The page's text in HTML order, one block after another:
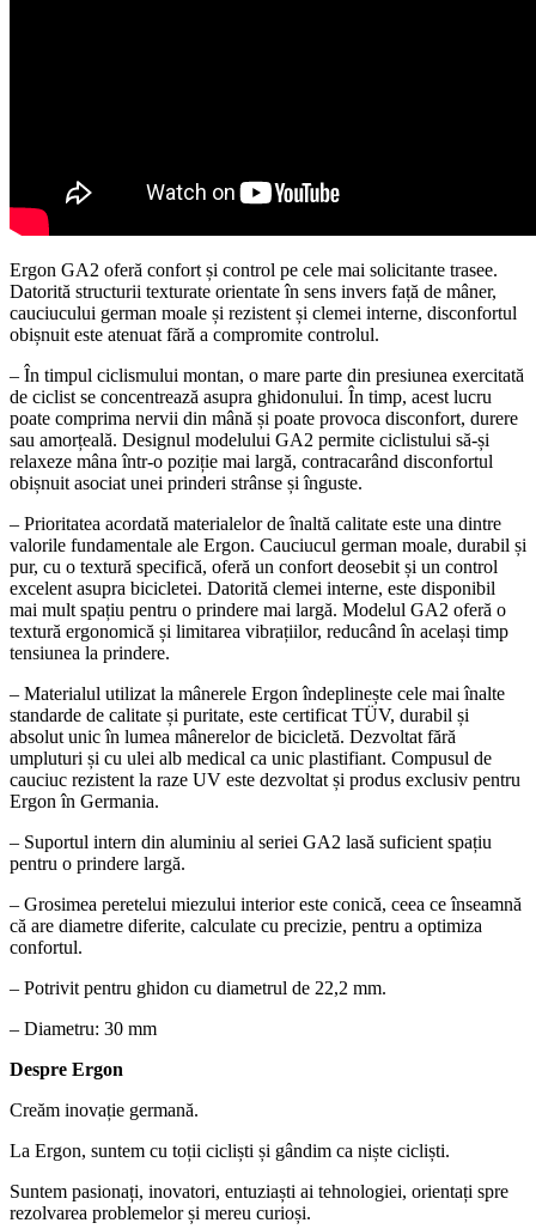
Ergon GA2 oferă confort și control pe cele mai solicitante trasee.
Datorită structurii texturate orientate în sens invers față de mâner,
cauciucului german moale și rezistent și clemei interne, disconfortul
obișnuit este atenuat fără a compromite controlul.
– În timpul ciclismului montan, o mare parte din presiunea exercitată
de ciclist se concentrează asupra ghidonului. În timp, acest lucru
poate comprima nervii din mână și poate provoca disconfort, durere
sau amorțeală. Designul modelului GA2 permite ciclistului să-și
relaxeze mâna într-o poziție mai largă, contracarând disconfortul
obișnuit asociat unei prinderi strânse și înguste.
– Prioritatea acordată materialelor de înaltă calitate este una dintre
valorile fundamentale ale Ergon. Cauciucul german moale, durabil și
pur, cu o textură specifică, oferă un confort deosebit și un control
excelent asupra bicicletei. Datorită clemei interne, este disponibil
mai mult spațiu pentru o prindere mai largă. Modelul GA2 oferă o
textură ergonomică și limitarea vibrațiilor, reducând în același timp
tensiunea la prindere.
– Materialul utilizat la mânerele Ergon îndeplinește cele mai înalte
standarde de calitate și puritate, este certificat TÜV, durabil și
absolut unic în lumea mânerelor de bicicletă. Dezvoltat fără
umpluturi și cu ulei alb medical ca unic plastifiant. Compusul de
cauciuc rezistent la raze UV este dezvoltat și produs exclusiv pentru
Ergon în Germania.
– Suportul intern din aluminiu al seriei GA2 lasă suficient spațiu
pentru o prindere largă.
– Grosimea peretelui miezului interior este conică, ceea ce înseamnă
că are diametre diferite, calculate cu precizie, pentru a optimiza
confortul.
– Potrivit pentru ghidon cu diametrul de 22,2 mm.
– Diametru: 30 mm
Despre Ergon
Creăm inovație germană.
La Ergon, suntem cu toții cicliști și gândim ca niște cicliști.
Suntem pasionați, inovatori, entuziaști ai tehnologiei, orientați spre
rezolvarea problemelor și mereu curioși.